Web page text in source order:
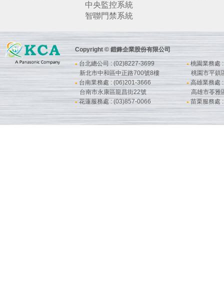
中央監控系統
智聯門禁系統
Copyright © 鎧鋒企業股份有限公司
●台北總公司 : (02)8227-3699
新北市中和區中正路700號8樓
● 桃園業務處
桃園市平鎮
● 台南業務處 : (06)201-3666
台南市永康區龍昌街22號
●高雄業務處
高雄市苓雅
●花蓮服務處 : (03)857-0066 ● 苗栗服務處